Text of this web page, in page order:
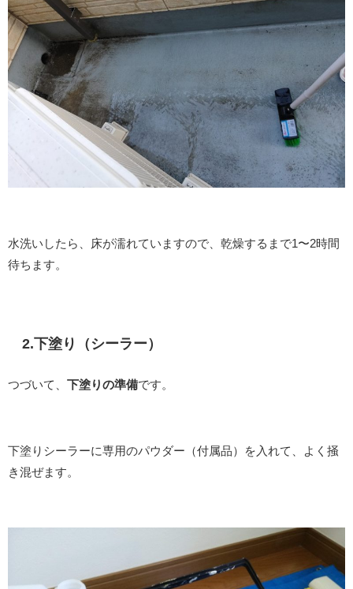
水洗いしたら、床が濡れていますので、乾燥するまで1〜2時間
待ちます。
2.下塗り（シーラー）
つづいて、 下塗りの準備です。
下塗りシーラーに専用のパウダー（付属品）を入れて、よく掻
き混ぜます。